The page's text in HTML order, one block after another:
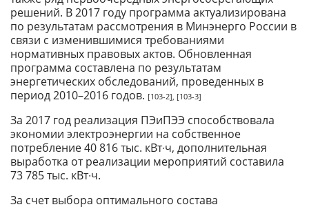
решений. В 2017 году программа актуализирована
по результатам рассмотрения в Минэнерго России в
связи с изменившимися требованиями
нормативных правовых актов. Обновленная
программа составлена по результатам
энергетических обследований, проведенных в
период 2010–2016 годов. [103-2], [103-3]
За 2017 год реализация ПЭиПЭЭ способствовала
экономии электроэнергии на собственное
потребление 40 816 тыс. кВт∙ч, дополнительная
выработка от реализации мероприятий составила
73 785 тыс. кВт∙ч.
За счет выбора оптимального состава